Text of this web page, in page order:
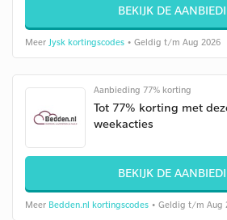
BEKIJK DE
Meer Jysk kortingscodes • Geldig t/m Aug 2026
Aanbieding 77% korting
Tot 77% korting met
weekacties
BEKIJK DE
Meer Bedden.nl kortingscodes • Geldig t/m Aug